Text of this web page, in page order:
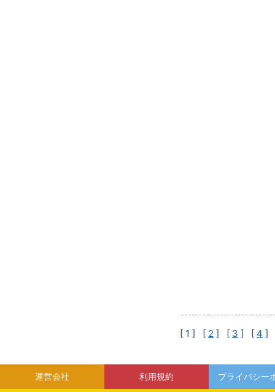
[ 1 ] [ 2 ] [ 3 ] [ 4 ]
運営会社 利用規約 プライバシー